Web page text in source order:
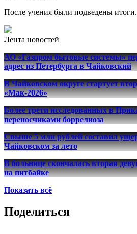
После учения были подведены итоги.
Лента новостей
АО «Газпром бытовые системы»
адрес из Петербурга в Чайковский
В Чайковском округе стартует
«Мак-2026»
Более трети исследованных в
переносчиками боррелиоза
Свыше 5 млн рублей составил
Чайковском за лето
В больнице скончалась вторая
на питбайке
Показать всё
Поделиться